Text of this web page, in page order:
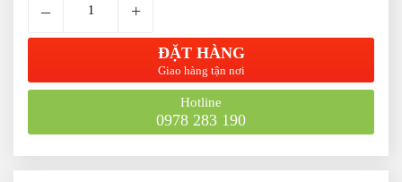
– +
ĐẶT HÀNG
Giao hàng tận nơi
Hotline
0978 283 190